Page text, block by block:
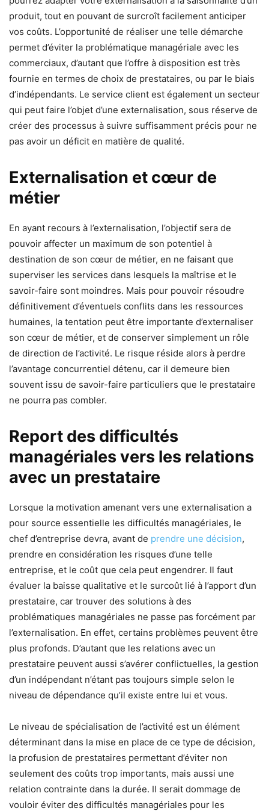
produit, tout en pouvant de surcroît facilement anticiper
vos coûts. L’opportunité de réaliser une telle démarche
permet d’éviter la problématique managériale avec les
commerciaux, d’autant que l’offre à disposition est très
fournie en termes de choix de prestataires, ou par le biais
d’indépendants. Le service client est également un secteur
qui peut faire l’objet d’une externalisation, sous réserve de
créer des processus à suivre suffisamment précis pour ne
pas avoir un déficit en matière de qualité.
Externalisation et cœur de
métier
En ayant recours à l’externalisation, l’objectif sera de
pouvoir affecter un maximum de son potentiel à
destination de son cœur de métier, en ne faisant que
superviser les services dans lesquels la maîtrise et le
savoir-faire sont moindres. Mais pour pouvoir résoudre
définitivement d’éventuels conflits dans les ressources
humaines, la tentation peut être importante d’externaliser
son cœur de métier, et de conserver simplement un rôle
de direction de l’activité. Le risque réside alors à perdre
l’avantage concurrentiel détenu, car il demeure bien
souvent issu de savoir-faire particuliers que le prestataire
ne pourra pas combler.
Report des difficultés
managériales vers les relations
avec un prestataire
Lorsque la motivation amenant vers une externalisation a
pour source essentielle les difficultés managériales, le
chef d’entreprise devra, avant de prendre une décision,
prendre en considération les risques d’une telle
entreprise, et le coût que cela peut engendrer. Il faut
évaluer la baisse qualitative et le surcoût lié à l’apport d’un
prestataire, car trouver des solutions à des
problématiques managériales ne passe pas forcément par
l’externalisation. En effet, certains problèmes peuvent être
plus profonds. D’autant que les relations avec un
prestataire peuvent aussi s’avérer conflictuelles, la gestion
d’un indépendant n’étant pas toujours simple selon le
niveau de dépendance qu’il existe entre lui et vous.
Le niveau de spécialisation de l’activité est un élément
déterminant dans la mise en place de ce type de décision,
la profusion de prestataires permettant d’éviter non
seulement des coûts trop importants, mais aussi une
relation contrainte dans la durée. Il serait dommage de
vouloir éviter des difficultés managériales pour les